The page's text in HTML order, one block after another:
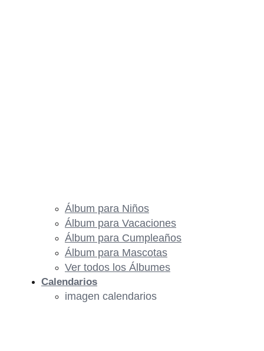
Álbum para Niños
Álbum para Vacaciones
Álbum para Cumpleaños
Álbum para Mascotas
Ver todos los Álbumes
Calendarios
imagen calendarios